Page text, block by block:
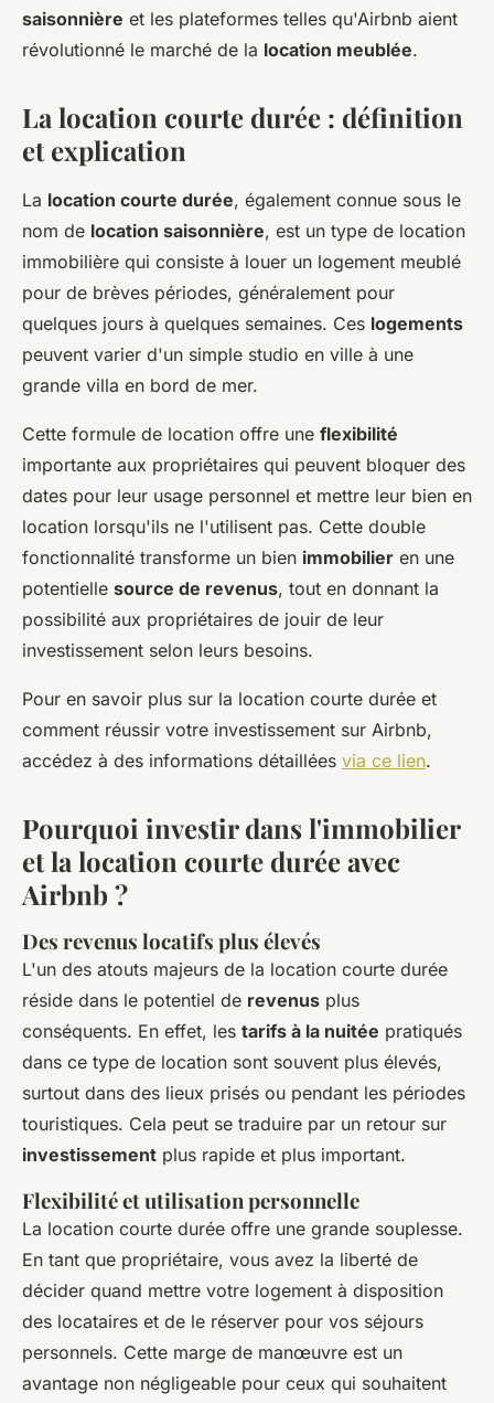
saisonnière et les plateformes telles qu'Airbnb aient
révolutionné le marché de la location meublée.
La location courte durée : définition
et explication
La location courte durée, également connue sous le
nom de location saisonnière, est un type de location
immobilière qui consiste à louer un logement meublé
pour de brèves périodes, généralement pour
quelques jours à quelques semaines. Ces logements
peuvent varier d'un simple studio en ville à une
grande villa en bord de mer.
Cette formule de location offre une flexibilité
importante aux propriétaires qui peuvent bloquer des
dates pour leur usage personnel et mettre leur bien en
location lorsqu'ils ne l'utilisent pas. Cette double
fonctionnalité transforme un bien immobilier en une
potentielle source de revenus, tout en donnant la
possibilité aux propriétaires de jouir de leur
investissement selon leurs besoins.
Pour en savoir plus sur la location courte durée et
comment réussir votre investissement sur Airbnb,
accédez à des informations détaillées via ce lien.
Pourquoi investir dans l'immobilier
et la location courte durée avec
Airbnb ?
Des revenus locatifs plus élevés
L'un des atouts majeurs de la location courte durée
réside dans le potentiel de revenus plus
conséquents. En effet, les tarifs à la nuitée pratiqués
dans ce type de location sont souvent plus élevés,
surtout dans des lieux prisés ou pendant les périodes
touristiques. Cela peut se traduire par un retour sur
investissement plus rapide et plus important.
Flexibilité et utilisation personnelle
La location courte durée offre une grande souplesse.
En tant que propriétaire, vous avez la liberté de
décider quand mettre votre logement à disposition
des locataires et de le réserver pour vos séjours
personnels. Cette marge de manœuvre est un
avantage non négligeable pour ceux qui souhaitent